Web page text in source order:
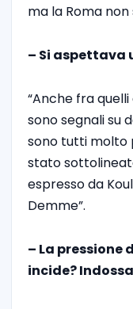
ma la Roma
– Si aspettava
“Anche fra
sono segnali su
sono tutti molto
stato
espresso da
Demme”.
– La pressione
incide?